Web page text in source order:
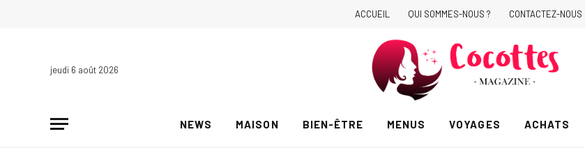
ACCUEIL QUI SOMMES-NOUS ? CONTACTEZ-NOUS
jeudi 6 août 2026
NEWS MAISON BIEN-ÊTRE MENUS VOYAGES ACHATS